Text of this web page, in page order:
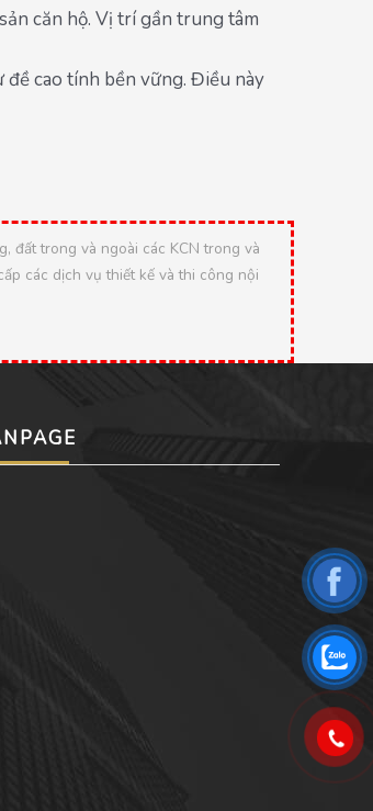
căn hộ. Vị trí gần trung tâm
đề cao tính bền vững. Điều này
đất trong và ngoài các KCN trong và
các dịch vụ thiết kế và thi công nội